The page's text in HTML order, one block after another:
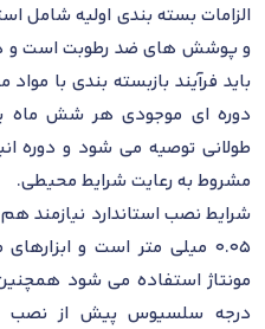
الزامات بسته بندی اولیه شامل
و پوشش های ضد رطوبت است و
باید فرآیند بازبسته بندی با
دوره ای موجودی هر شش ماه یک
طولانی توصیه می شود و دوره
مشروط به رعایت شرایط محیطی.
شرایط نصب استاندارد نیازمند
0.05 میلی متر است و
درجه سلسیوس پیش از نصب